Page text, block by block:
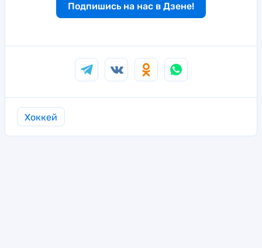
Подпишись на нас в Дзене!
Хоккей